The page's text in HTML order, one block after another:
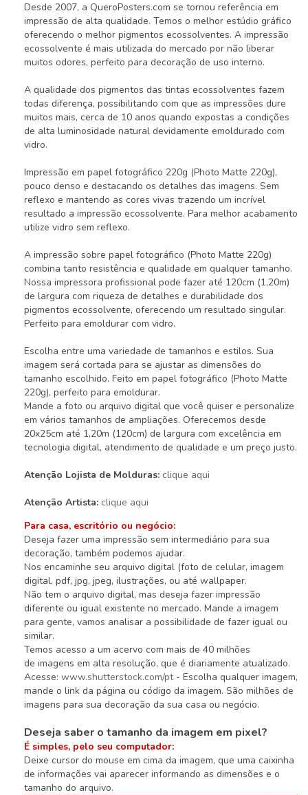
Desde 2007, a QueroPosters.com se tornou referência em
impressão de alta qualidade. Temos o melhor estúdio gráfico
oferecendo o melhor pigmentos ecossolventes. A impressão
ecossolvente é mais utilizada do mercado por não liberar
muitos odores, perfeito para decoração de uso interno.
A qualidade dos pigmentos das tintas ecossolventes fazem
todas diferença, possibilitando com que as impressões dure
muitos mais, cerca de 10 anos quando expostas a condições
de alta luminosidade natural devidamente emoldurado com
vidro.
Impressão em papel fotográfico 220g (Photo Matte 220g),
pouco denso e destacando os detalhes das imagens. Sem
reflexo e mantendo as cores vivas trazendo um incrível
resultado a impressão ecossolvente. Para melhor acabamento
utilize vidro sem reflexo.
A impressão sobre papel fotográfico (Photo Matte 220g)
combina tanto resistência e qualidade em qualquer tamanho.
Nossa impressora profissional pode fazer até 120cm (1,20m)
de largura com riqueza de detalhes e durabilidade dos
pigmentos ecossolvente, oferecendo um resultado singular.
Perfeito para emoldurar com vidro.
Escolha entre uma variedade de tamanhos e estilos. Sua
imagem será cortada para se ajustar as dimensões do
tamanho escolhido. Feito em papel fotográfico (Photo Matte
220g), perfeito para emoldurar.
Mande a foto ou arquivo digital que você quiser e personalize
em vários tamanhos de ampliações. Oferecemos desde
20x25cm até 1,20m (120cm) de largura com excelência em
tecnologia digital, atendimento de qualidade e um preço justo.
Atenção Lojista de Molduras: clique aqui
Atenção Artista: clique aqui
Para casa, escritório ou negócio:
Deseja fazer uma impressão sem intermediário para sua
decoração, também podemos ajudar.
Nos encaminhe seu arquivo digital (foto de celular, imagem
digital, pdf, jpg, jpeg, ilustrações, ou até wallpaper.
Não tem o arquivo digital, mas deseja fazer impressão
diferente ou igual existente no mercado. Mande a imagem
para gente, vamos analisar a possibilidade de fazer igual ou
similar.
Temos acesso a um acervo com mais de 40 milhões
de imagens em alta resolução, que é diariamente atualizado.
Acesse: www.shutterstock.com/pt- Escolha qualquer imagem,
mande o link da página ou código da imagem. São milhões de
imagens para sua decoração da sua casa ou negócio.
Deseja saber o tamanho da imagem em pixel?
É simples, pelo seu computador:
Deixe cursor do mouse em cima da imagem, que uma caixinha
de informações vai aparecer informando as dimensões e o
tamanho do arquivo.